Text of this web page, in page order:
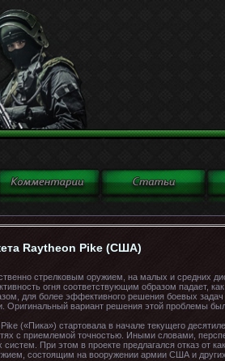
Raytheon Pike (США)
стрелковым оружием, на малых и средних
огня соответствующим образом падает,
для более эффективного решения боевых
Оригинальный вариант решения этой проблемы
(«Пика») стартовала в начале текущего
с приемлемой точностью. Иными словами,
При этом в проекте предлагался отказ от
состоящим на вооружении армии США и других